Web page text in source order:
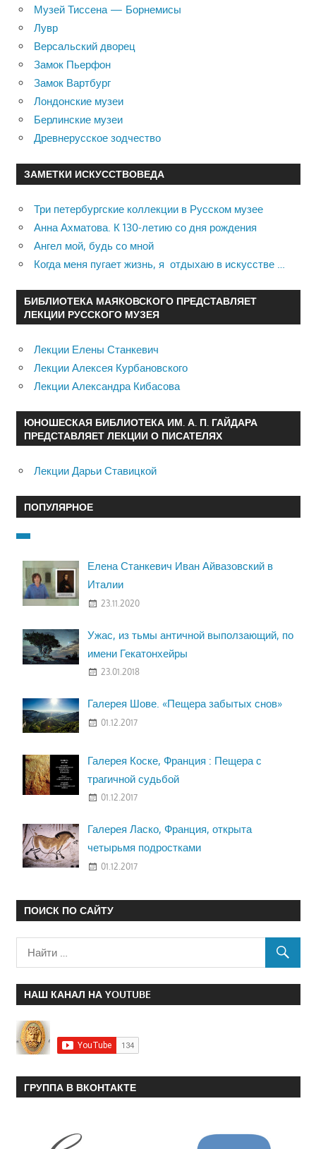
Музей Тиссена — Борнемисы
Лувр
Версальский дворец
Замок Пьерфон
Замок Вартбург
Лондонские музеи
Берлинские музеи
Древнерусское зодчество
ЗАМЕТКИ ИСКУССТВОВЕДА
Три петербургские коллекции в Русском музее
Анна Ахматова. К 130-летию со дня рождения
Ангел мой, будь со мной
Когда меня пугает жизнь, я отдыхаю в искусстве …
БИБЛИОТЕКА МАЯКОВСКОГО ПРЕДСТАВЛЯЕТ
ЛЕКЦИИ РУССКОГО МУЗЕЯ
Лекции Елены Станкевич
Лекции Алексея Курбановского
Лекции Александра Кибасова
ЮНОШЕСКАЯ БИБЛИОТЕКА ИМ. А. П. ГАЙДАРА
ПРЕДСТАВЛЯЕТ ЛЕКЦИИ О ПИСАТЕЛЯХ
Лекции Дарьи Ставицкой
ПОПУЛЯРНОЕ
Елена Станкевич Иван Айвазовский в
Италии
23.11.2020
Ужас, из тьмы античной выползающий, по
имени Гекатонхейры
23.01.2018
Галерея Шове. «Пещера забытых снов»
01.12.2017
Галерея Коске, Франция : Пещера с
трагичной судьбой
01.12.2017
Галерея Ласко, Франция, открыта
четырьмя подростками
01.12.2017
ПОИСК ПО САЙТУ
НАШ КАНАЛ НА YOUTUBE
ГРУППА В ВКОНТАКТЕ